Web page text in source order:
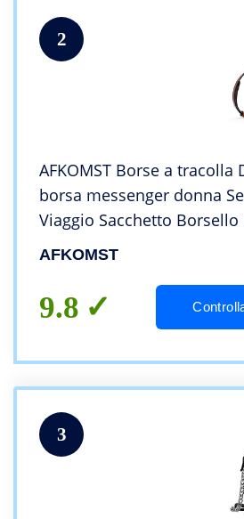
2
AFKOMST Borse a tracolla
borsa messenger donna
Viaggio Sacchetto
Borsa per donna
AFKOMST
9.8
3